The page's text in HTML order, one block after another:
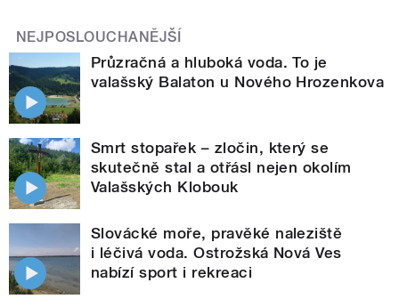
NEJPOSLOUCHANĚJŠÍ
Průzračná a hluboká voda. To je
valašský Balaton u Nového Hrozenkova
Smrt stopařek – zločin, který se
skutečně stal a otřásl nejen okolím
Valašských Klobouk
Slovácké moře, pravěké naleziště
i léčivá voda. Ostrožská Nová Ves
nabízí sport i rekreaci